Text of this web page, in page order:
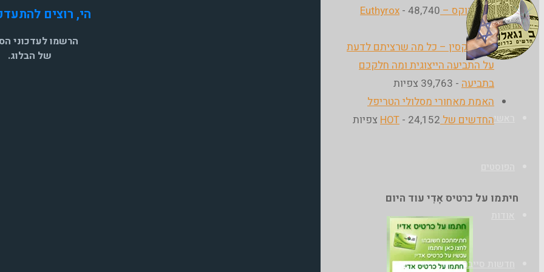
הבלוג
חדשות סייבר
היוטירוקס – Euthyrox - 48,740
צפיות
אלטרוקסין – כל מה שרציתם לדעת
על התביעה הייצוגית ומה חלקכם
בתביעה - 39,763 צפיות
האמת מאחורי מסלולי הטריפל
החדשים של HOT - 24,152 צפיות
חיתמו על כרטיס אָדִי עוד היום
הי, רוצים
הרשמו לעדכוני
של הבלוג.